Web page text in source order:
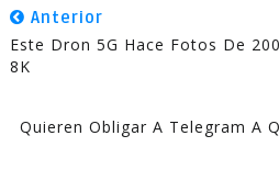
Anterior
Este Dron 5G Hace Fotos De
8K
Quieren Obligar A Telegram A